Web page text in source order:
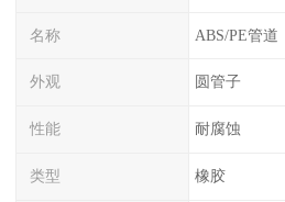
名称 ABS/PE管道
外观 圆管子
性能 耐腐蚀
类型 橡胶